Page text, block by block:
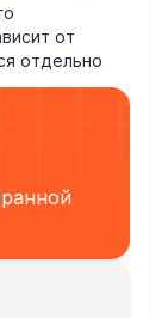
от
отдельно